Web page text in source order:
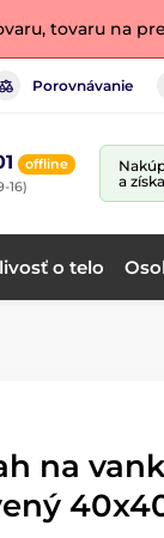
tovaru na
Porovnávanie
offline
16)
a
o telo
na